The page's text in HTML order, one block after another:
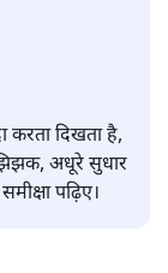
करता दिखता है,
अधूरे सुधार
पढ़िए।